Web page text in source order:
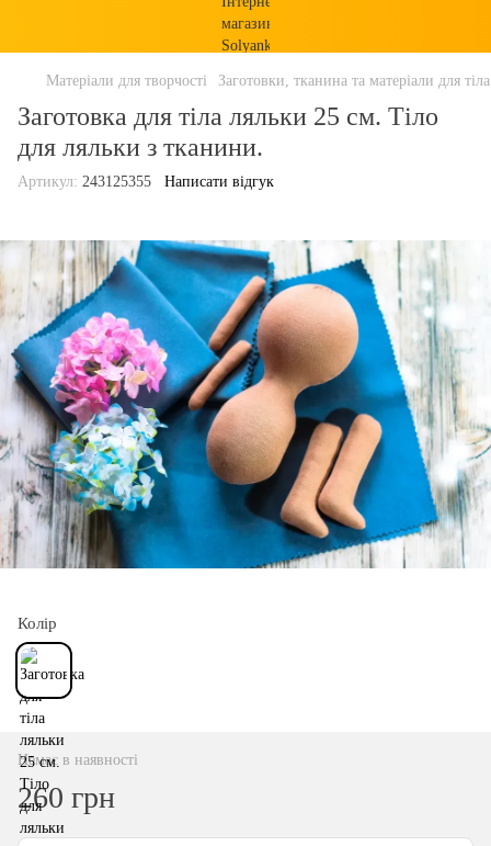
Матеріали для творчості Заготовки, тканина та матеріали для
Заготовка для тіла ляльки 25 см. Тіло
для ляльки з тканини.
Артикул: 243125355 Написати відгук
Колір
Немає в наявності
260 грн